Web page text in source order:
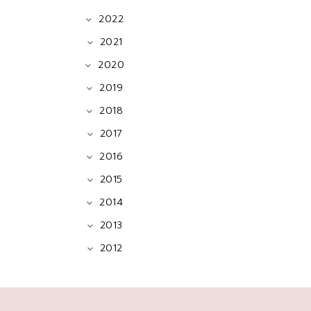
2022
2021
2020
2019
2018
2017
2016
2015
2014
2013
2012